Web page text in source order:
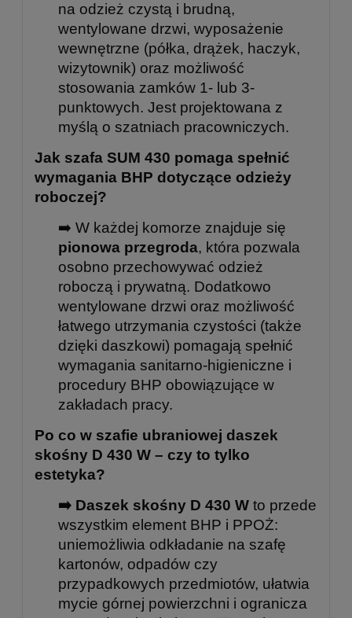
na odzież czystą i brudną,
wentylowane drzwi, wyposażenie
wewnętrzne (półka, drążek, haczyk,
wizytownik) oraz możliwość
stosowania zamków 1- lub 3-
punktowych. Jest projektowana z
myślą o szatniach pracowniczych.
Jak szafa SUM 430 pomaga spełnić
wymagania BHP dotyczące odzieży
roboczej?
➡️ W każdej komorze znajduje się
pionowa przegroda, która pozwala
osobno przechowywać odzież
roboczą i prywatną. Dodatkowo
wentylowane drzwi oraz możliwość
łatwego utrzymania czystości (także
dzięki daszkowi) pomagają spełnić
wymagania sanitarno-higieniczne i
procedury BHP obowiązujące w
zakładach pracy.
Po co w szafie ubraniowej daszek
skośny D 430 W – czy to tylko
estetyka?
➡️ Daszek skośny D 430 W to przede
wszystkim element BHP i PPOŻ:
uniemożliwia odkładanie na szafę
kartonów, odpadów czy
przypadkowych przedmiotów, ułatwia
mycie górnej powierzchni i ogranicza